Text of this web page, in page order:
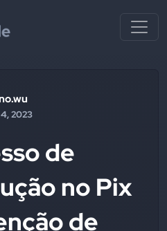
2023
de
no Pix
de